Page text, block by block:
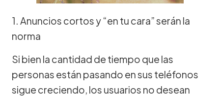
1. Anuncios cortos y “en tu cara” serán la
norma
Si bien la cantidad de tiempo que las
personas están pasando en sus teléfonos
sigue creciendo, los usuarios no desean